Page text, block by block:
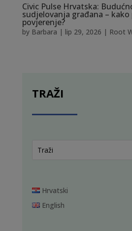
Civic Pulse Hrvatska:
sudjelovanja građana –
povjerenje?
by Barbara | lip 29, 2026 | Root
TRAŽI
Hrvatski
English